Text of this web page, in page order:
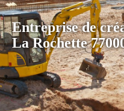
Entreprise de
La Rochette